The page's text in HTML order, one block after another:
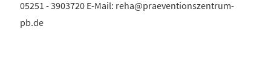
05251 - 3903720 E-Mail: reha@praeventionszentrum-
pb.de